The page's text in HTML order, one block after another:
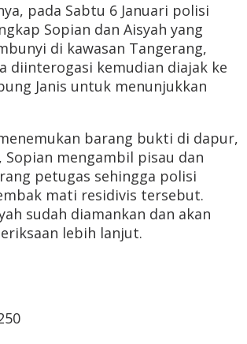
pada Sabtu 6 Januari polisi
Sopian dan Aisyah yang
di kawasan Tangerang,
diinterogasi kemudian diajak ke
Janis untuk menunjukkan
barang bukti di dapur,
Sopian mengambil pisau dan
petugas sehingga polisi
mati residivis tersebut.
sudah diamankan dan akan
lebih lanjut.